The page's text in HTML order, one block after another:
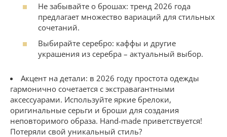
Не забывайте о брошах: тренд 2026 года
предлагает множество вариаций для стильных
сочетаний.
Выбирайте серебро: каффы и другие
украшения из серебра – актуальный выбор.
Акцент на детали: в 2026 году простота одежды
гармонично сочетается с экстравагантными
аксессуарами. Используйте яркие брелоки,
оригинальные серьги и броши для создания
неповторимого образа. Hand-made приветствуется!
Потеряли свой уникальный стиль?